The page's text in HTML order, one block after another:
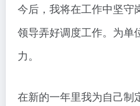
今后，我将在工作中坚守
领导弄好调度工作。为单
力。
在新的一年里我为自己制